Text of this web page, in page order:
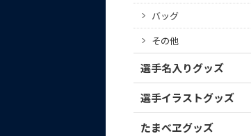
バッグ
その他
選手名入りグッズ
選手イラストグッズ
たまべヱグッズ